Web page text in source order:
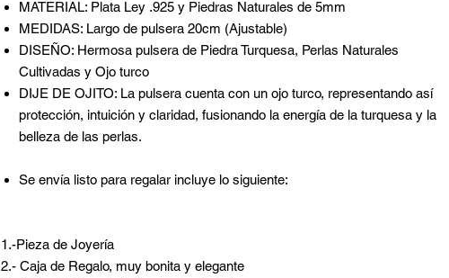
MATERIAL: Plata Ley .925 y Piedras Naturales de 5mm
MEDIDAS: Largo de pulsera 20cm (Ajustable)
DISEÑO: Hermosa pulsera de Piedra Turquesa, Perlas Naturales
Cultivadas y Ojo turco
DIJE DE OJITO: La pulsera cuenta con un ojo turco, representando así
protección, intuición y claridad, fusionando la energía de la turquesa y la
belleza de las perlas.
Se envía listo para regalar incluye lo siguiente:
1.-Pieza de Joyería
2.- Caja de Regalo, muy bonita y elegante